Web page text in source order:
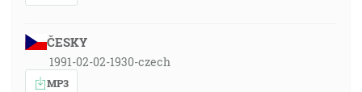
ČESKY
1991-02-02-1930-czech
MP3